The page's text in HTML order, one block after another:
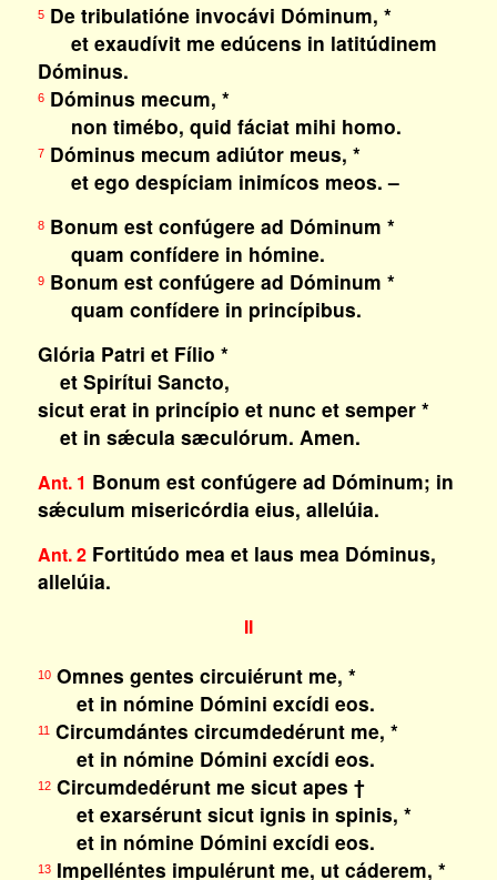
5De tribulatióne invocávi Dóminum, *
et exaudívit me edúcens in latitúdinem
Dóminus.
6Dóminus mecum, *
non timébo, quid fáciat mihi homo.
7Dóminus mecum adiútor meus, *
et ego despíciam inimícos meos. –
8Bonum est confúgere ad Dóminum *
quam confídere in hómine.
9Bonum est confúgere ad Dóminum *
quam confídere in princípibus.
Glória Patri et Fílio *
et Spirítui Sancto,
sicut erat in princípio et nunc et semper *
et in sǽcula sæculórum. Amen.
Ant. 1 Bonum est confúgere ad Dóminum; in
sǽculum misericórdia eius, allelúia.
Ant. 2Fortitúdo mea et laus mea Dóminus,
allelúia.
II
10Omnes gentes circuiérunt me, *
et in nómine Dómini excídi eos.
11Circumdántes circumdedérunt me, *
et in nómine Dómini excídi eos.
12Circumdedérunt me sicut apes †
et exarsérunt sicut ignis in spinis, *
et in nómine Dómini excídi eos.
13Impelléntes impulérunt me, ut cáderem, *